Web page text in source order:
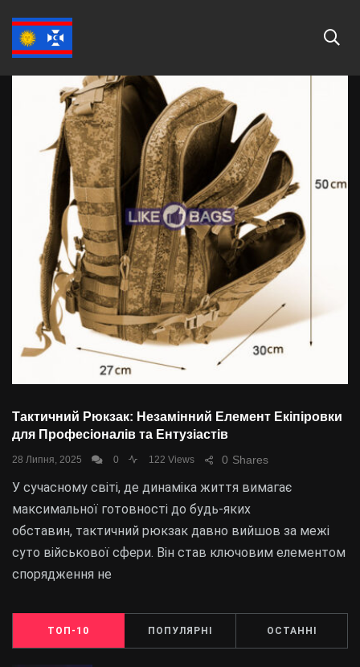
Тактичний Рюкзак: Незамінний Елемент Екіпіровки
для Професіоналів та Ентузіастів
28 Липня, 2025 0 122 Views Shares
0
У сучасному світі, де динаміка життя вимагає
максимальної готовності до будь-яких
обставин, тактичний рюкзак давно вийшов за межі
суто військової сфери. Він став ключовим елементом
спорядження не
ТОП-10 ПОПУЛЯРНІ ОСТАННІ